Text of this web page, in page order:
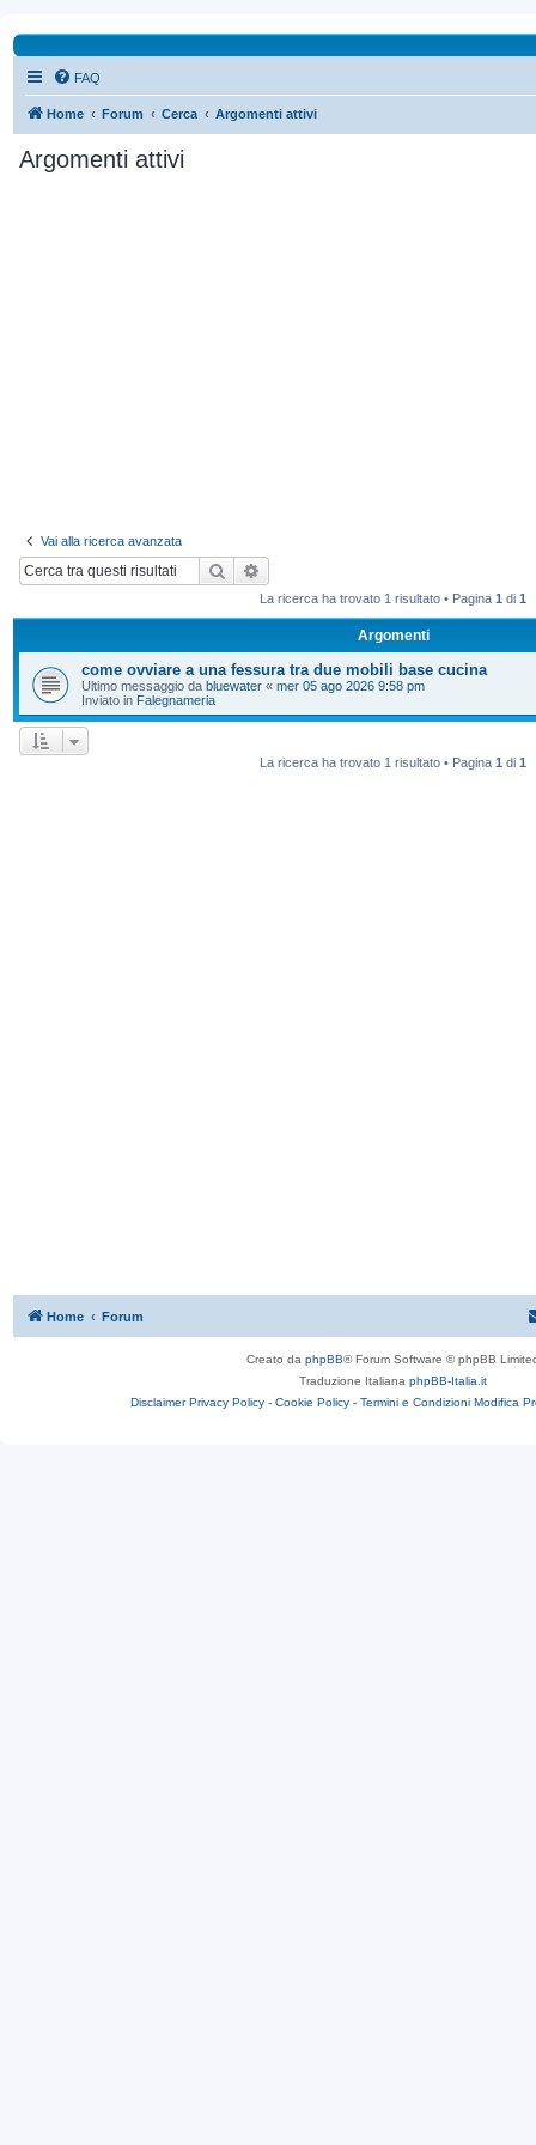
FAQ
Home Forum Cerca Argomenti attivi
Argomenti attivi
Vai alla ricerca avanzata
Cerca
La ricerca ha trovato 1 risultato • Pagina 1 di 1
Argomenti
come ovviare a una fessura tra due mobili base cucina
Ultimo messaggio da bluewater « mer 05 ago 2026 9:58 pm
Inviato in Falegnameria
La ricerca ha trovato 1 risultato • Pagina 1 di 1
Home Forum
Creato da phpBB® Forum Software © phpBB
Traduzione Italiana phpBB-Italia.it
Disclaimer Privacy Policy - Cookie Policy - Termini e Condizioni Modifica